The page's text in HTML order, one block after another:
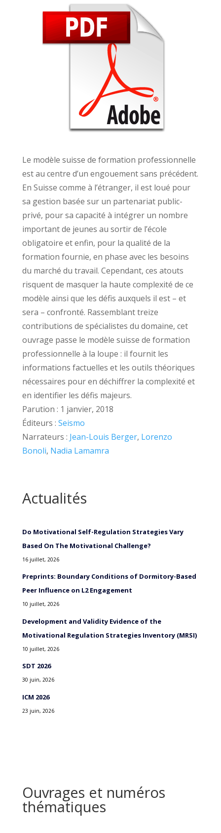
Le modèle suisse de formation professionnelle
est au centre d’un engouement sans précédent.
En Suisse comme à l’étranger, il est loué pour
sa gestion basée sur un partenariat public-
privé, pour sa capacité à intégrer un nombre
important de jeunes au sortir de l’école
obligatoire et enfin, pour la qualité de la
formation fournie, en phase avec les besoins
du marché du travail. Cependant, ces atouts
risquent de masquer la haute complexité de ce
modèle ainsi que les défis auxquels il est – et
sera – confronté. Rassemblant treize
contributions de spécialistes du domaine, cet
ouvrage passe le modèle suisse de formation
professionnelle à la loupe : il fournit les
informations factuelles et les outils théoriques
nécessaires pour en déchiffrer la complexité et
en identifier les défis majeurs.
Parution : 1 janvier, 2018
Éditeurs : Seismo
Narrateurs : Jean-Louis Berger, Lorenzo
Bonoli, Nadia Lamamra
Actualités
Do Motivational Self-Regulation Strategies Vary
Based On The Motivational Challenge?
16 juillet, 2026
Preprints: Boundary Conditions of Dormitory-Based
Peer Influence on L2 Engagement
10 juillet, 2026
Development and Validity Evidence of the
Motivational Regulation Strategies Inventory (MRSI)
10 juillet, 2026
SDT 2026
30 juin, 2026
ICM 2026
23 juin, 2026
Ouvrages et numéros
thématiques